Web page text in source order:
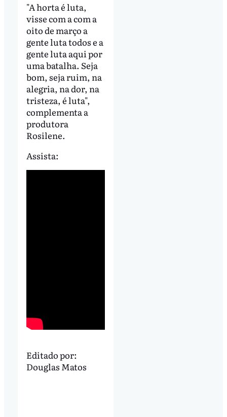
"A horta é luta,
visse com a com a
oito de março a
gente luta todos e a
gente luta aqui por
uma batalha. Seja
bom, seja ruim, na
alegria, na dor, na
tristeza, é luta",
complementa a
produtora
Rosilene.
Assista:
Editado por:
Douglas Matos